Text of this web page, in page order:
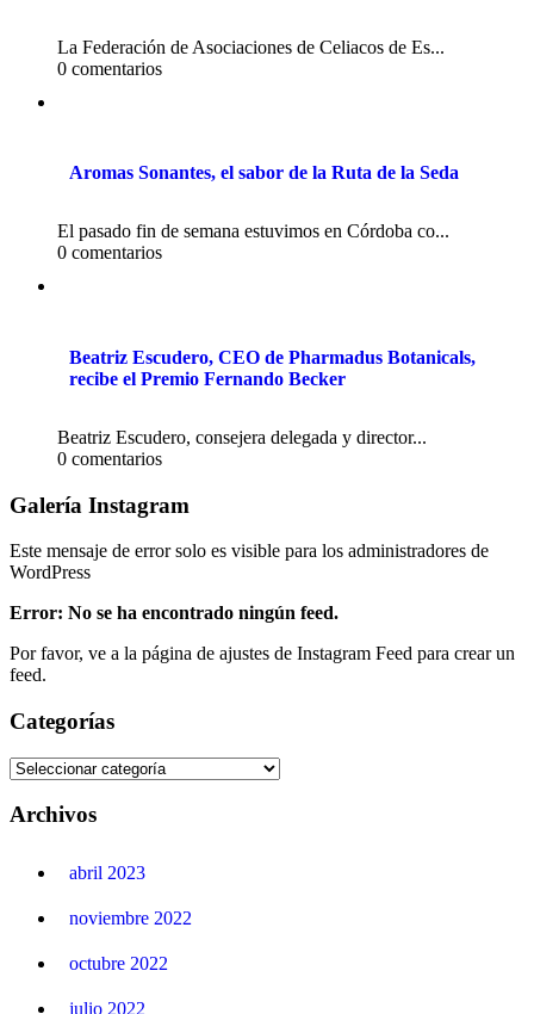
La Federación de Asociaciones de Celiacos de Es...
0 comentarios
Aromas Sonantes, el sabor de la Ruta de la Seda
El pasado fin de semana estuvimos en Córdoba co...
0 comentarios
Beatriz Escudero, CEO de Pharmadus Botanicals,
recibe el Premio Fernando Becker
Beatriz Escudero, consejera delegada y director...
0 comentarios
Galería Instagram
Este mensaje de error solo es visible para los administradores de
WordPress
Error: No se ha encontrado ningún feed.
Por favor, ve a la página de ajustes de Instagram Feed para crear un
feed.
Categorías
Archivos
abril 2023
noviembre 2022
octubre 2022
julio 2022